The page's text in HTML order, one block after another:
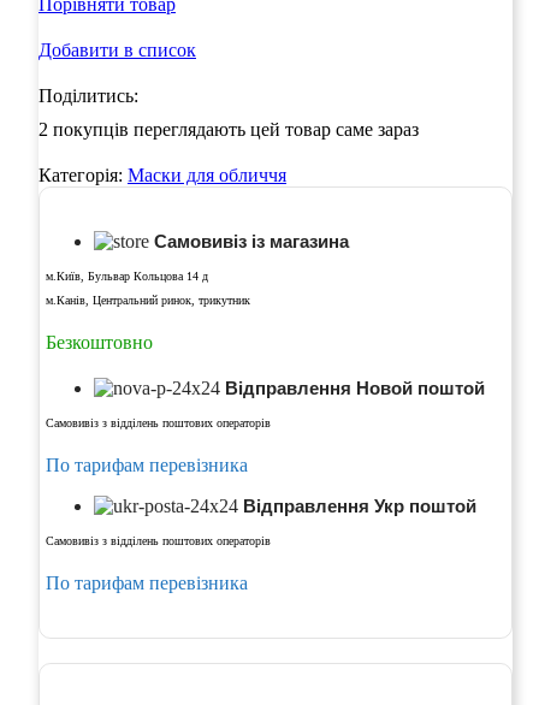
Добавити в список
Поділитись:
2 покупців переглядають цей товар саме зараз
Категорія: Маски для обличчя
Самовивіз із магазина
м.Київ, Бульвар Кольцова 14 д
м.Канів, Центральний ринок, трикутник
Безкоштовно
Відправлення Новой поштой
Самовивіз з відділень поштових операторів
По тарифам перевізника
Відправлення Укр поштой
Самовивіз з відділень поштових операторів
По тарифам перевізника